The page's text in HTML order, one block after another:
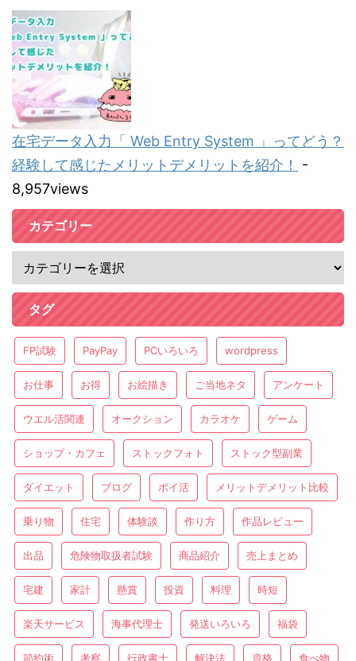
在宅データ入力「 Web Entry System 」ってどう？
経験して感じたメリットデメリットを紹介！
-
8,957views
カテゴリー
タグ
FP試験 PayPay PCいろいろ wordpress
お仕事 お得 お絵描き ご当地ネタ アンケート
ウエル活関連 オークション カラオケ ゲーム
ショップ・カフェ ストックフォト ストック型副業
ダイエット ブログ ポイ活 メリットデメリット比較
乗り物 住宅 体験談 作り方 作品レビュー
出品 危険物取扱者試験 商品紹介 売上まとめ
宅建 家計 懸賞 投資 料理 時短
楽天サービス 海事代理士 発送いろいろ 福袋
節約術 考察 行政書士 解決法 資格 食べ物